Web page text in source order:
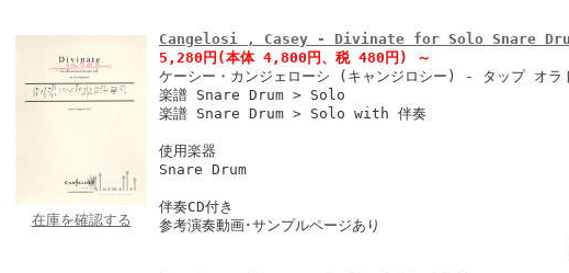
在庫を確認する
Cangelosi , Casey - Divinate for Solo Snare
5,280円 (本体 4,800円、税 480円)
～
ケーシー・カンジェローシ (キャンジロシー) - タップ オラ
楽譜 Snare Drum > Solo
楽譜 Snare Drum > Solo with 伴奏
使用楽器
Snare Drum
伴奏CD付き
参考演奏動画･サンプルページあり